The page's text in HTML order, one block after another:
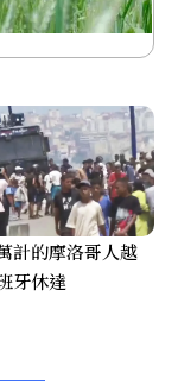
計的摩洛哥人越
牙休達